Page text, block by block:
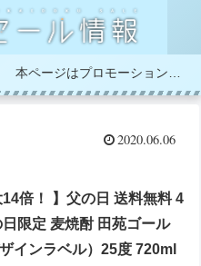
2020.06.06
倍！ 】父の日 送料無料 4
限定 麦焼酎 田苑ゴール
インラベル）25度 720ml